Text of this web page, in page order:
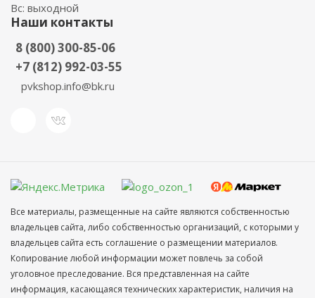
Вс: выходной
Наши контакты
8 (800) 300-85-06
+7 (812) 992-03-55
pvkshop.info@bk.ru
Все материалы, размещенные на сайте являются собственностью
владельцев сайта, либо собственностью организаций, с которыми у
владельцев сайта есть соглашение о размещении материалов.
Копирование любой информации может повлечь за собой
уголовное преследование. Вся представленная на сайте
информация, касающаяся технических характеристик, наличия на